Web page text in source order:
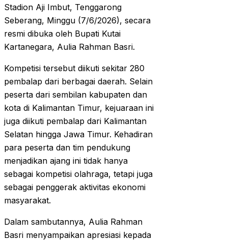
Stadion Aji Imbut, Tenggarong
Seberang, Minggu (7/6/2026), secara
resmi dibuka oleh Bupati Kutai
Kartanegara, Aulia Rahman Basri.
Kompetisi tersebut diikuti sekitar 280
pembalap dari berbagai daerah. Selain
peserta dari sembilan kabupaten dan
kota di Kalimantan Timur, kejuaraan ini
juga diikuti pembalap dari Kalimantan
Selatan hingga Jawa Timur. Kehadiran
para peserta dan tim pendukung
menjadikan ajang ini tidak hanya
sebagai kompetisi olahraga, tetapi juga
sebagai penggerak aktivitas ekonomi
masyarakat.
Dalam sambutannya, Aulia Rahman
Basri menyampaikan apresiasi kepada